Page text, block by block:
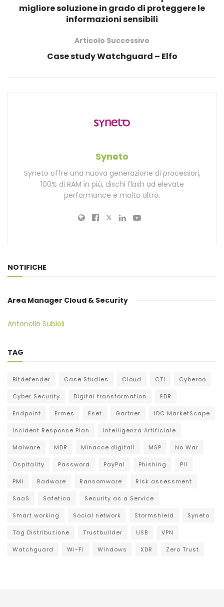
migliore soluzione in grado di proteggere le
informazioni sensibili
Articolo Successivo
Case study Watchguard – Elfo
Syneto
Syneto offre una nuova generazione di processori,
100% di RAM in più, dischi flash ad elevate
performance e molto altro.
NOTIFICHE
Area Manager Cloud & Security
Antonello Subioli
TAG
Bitdefender Case Studies Cloud CTI Cyberoo
Cyber Security Digital transformation EDR
Endpoint Ermes Eset Gartner IDC MarketScape
Incident Response Plan Intelligenza Artificiale
Malware MDR Minacce digitali MSP No War
Ospitality Password PayPal Phishing PII
PMI Radware Ransomware Risk assessment
SaaS Safetica Security as a Service
Smart working Social network Stormshield Syneto
Tag Distribuzione Trustbuilder USB VPN
Watchguard Wi-Fi Windows XDR Zero Trust